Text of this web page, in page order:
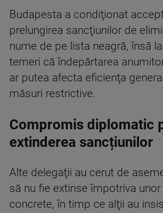
Budapesta a condiţionat
prelungirea sancţiunilor de
nume de pe lista neagră, însă
temeri că îndepărtarea
ar putea afecta eficienţa
măsuri restrictive.
Compromis diplomatic
extinderea sancțiunilor
Alte delegaţii au cerut de
să nu fie extinse împotriva
concrete, în timp ce alţii au